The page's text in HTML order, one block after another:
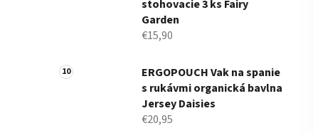
stohovacie 3 ks Fairy
Garden
€15,90
ERGOPOUCH Vak na spanie
s rukávmi organická bavlna
Jersey Daisies
€20,95